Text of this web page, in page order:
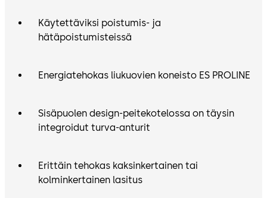
Käytettäviksi poistumis- ja
hätäpoistumisteissä
Energiatehokas liukuovien koneisto ES PROLINE
Sisäpuolen design-peitekotelossa on täysin
integroidut turva-anturit
Erittäin tehokas kaksinkertainen tai
kolminkertainen lasitus